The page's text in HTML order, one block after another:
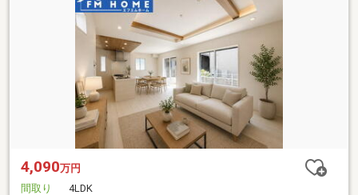
4,090万円
間取り
4LDK